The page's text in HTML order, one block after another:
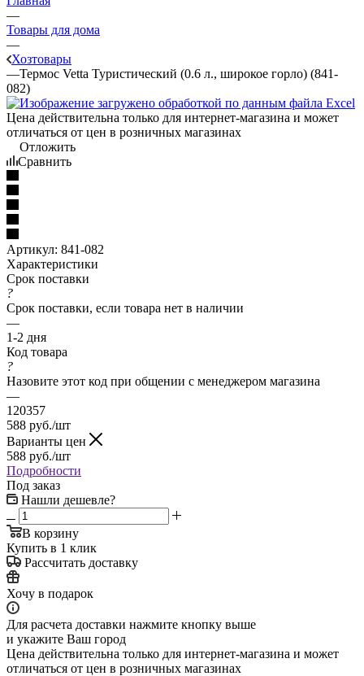
—
Товары для дома
—
Хозтовары
—Термос Vetta Туристический (0.6 л., широкое горло) (841-
082)
Цена действительна только для интернет-магазина и может
отличаться от цен в розничных магазинах
Отложить
Сравнить
Артикул: 841-082
Характеристики
Срок поставки
?
Срок поставки, если товара нет в наличии
—
1-2 дня
Код товара
?
Назовите этот код при общении с менеджером магазина
—
120357
588 руб./шт
Варианты цен
588 руб./шт
Подробности
Под заказ
Нашли дешевле?
В корзину
Купить в 1 клик
Рассчитать доставку
Хочу в подарок
Для расчета доставки нажмите кнопку выше
и укажите Ваш город
Цена действительна только для интернет-магазина и может
отличаться от цен в розничных магазинах